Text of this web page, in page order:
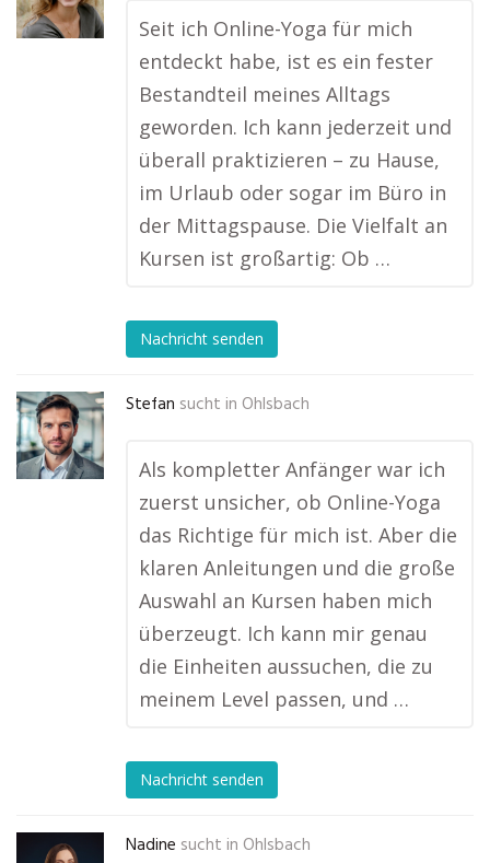
Seit ich Online-Yoga für mich
entdeckt habe, ist es ein fester
Bestandteil meines Alltags
geworden. Ich kann jederzeit und
überall praktizieren – zu Hause,
im Urlaub oder sogar im Büro in
der Mittagspause. Die Vielfalt an
Kursen ist großartig: Ob …
Nachricht senden
Stefan sucht in Ohlsbach
Als kompletter Anfänger war ich
zuerst unsicher, ob Online-Yoga
das Richtige für mich ist. Aber die
klaren Anleitungen und die große
Auswahl an Kursen haben mich
überzeugt. Ich kann mir genau
die Einheiten aussuchen, die zu
meinem Level passen, und …
Nachricht senden
Nadine sucht in Ohlsbach